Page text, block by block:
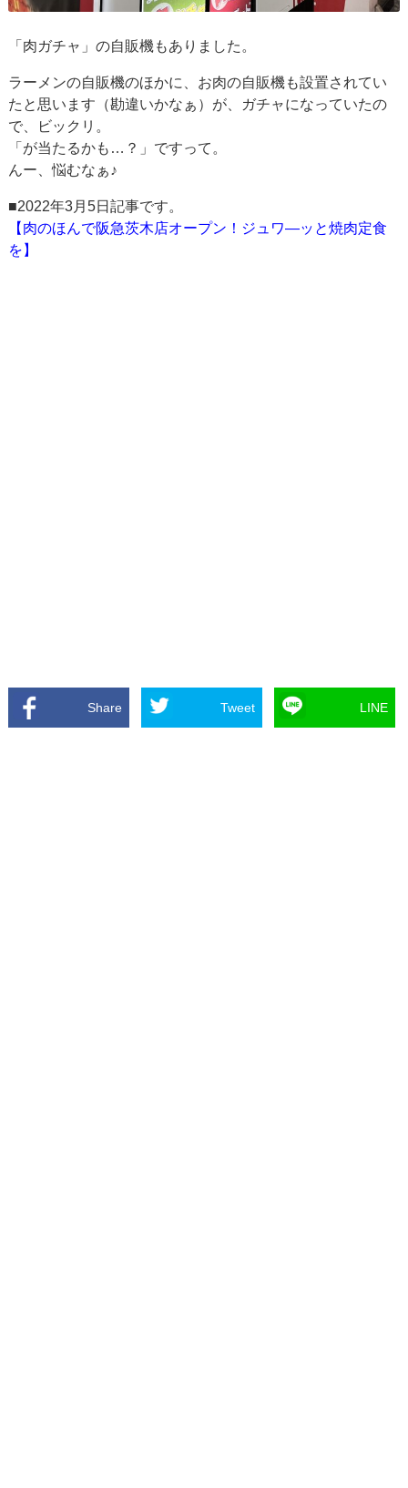
「肉ガチャ」の自販機もありました。
ラーメンの自販機のほかに、お肉の自販機も設置されてい
たと思います（勘違いかなぁ）が、ガチャになっていたの
で、ビックリ。
「が当たるかも…？」ですって。
んー、悩むなぁ♪
■2022年3月5日記事です。
【肉のほんで阪急茨木店オープン！ジュワ―ッと焼肉定食
を】
Share Tweet LINE